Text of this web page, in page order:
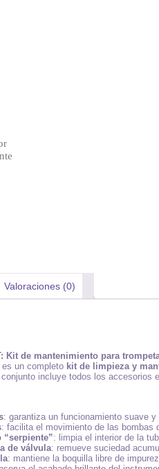
Valoraciones (0)
Kit de mantenimiento para
es un completo kit de limpieza y
conjunto incluye todos los
: garantiza un funcionamiento suave
: facilita el movimiento de las bombas
: limpia el interior de la
de válvula: remueve suciedad
: mantiene la boquilla libre de